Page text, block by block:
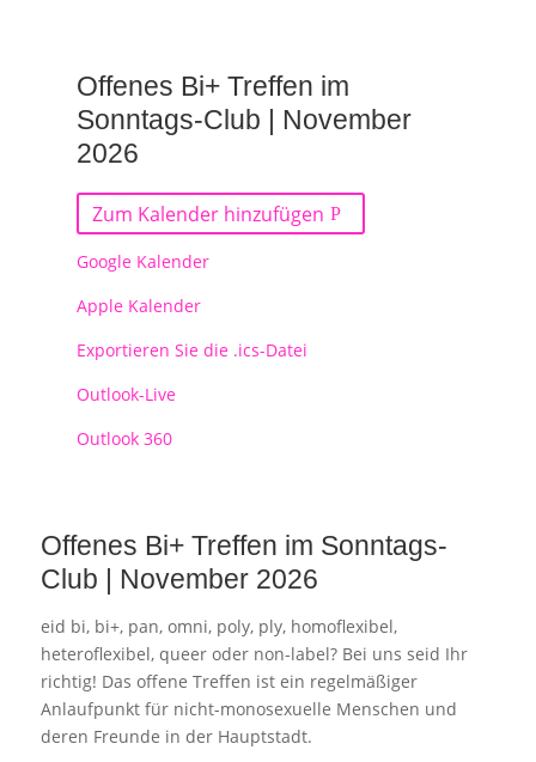
Offenes Bi+ Treffen im
Sonntags-Club | November
2026
Zum Kalender hinzufügen
Google Kalender
Apple Kalender
Exportieren Sie die .ics-Datei
Outlook-Live
Outlook 360
Offenes Bi+ Treffen im Sonntags-
Club | November 2026
eid bi, bi+, pan, omni, poly, ply, homoflexibel,
heteroflexibel, queer oder non-label? Bei uns seid Ihr
richtig! Das offene Treffen ist ein regelmäßiger
Anlaufpunkt für nicht-monosexuelle Menschen und
deren Freunde in der Hauptstadt.